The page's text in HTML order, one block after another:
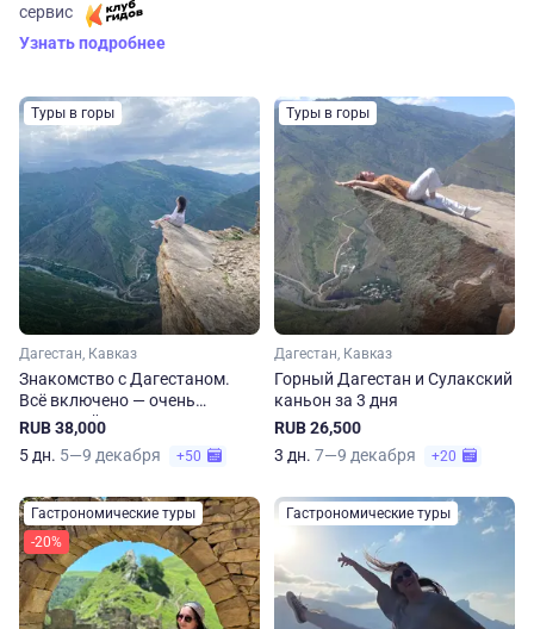
сервис
Узнать подробнее
Туры в горы
Дагестан, Кавказ
Знакомство с Дагестаном.
Всё включено — очень
душевный тур
RUB 38,000
5 дн. 5—9 декабря +50
Туры в горы
Дагестан, Кавказ
Горный Дагестан и Сулакский
каньон за 3 дня
RUB 26,500
3 дн. 7—9 декабря +20
Гастрономические туры
-20%
Гастрономические туры